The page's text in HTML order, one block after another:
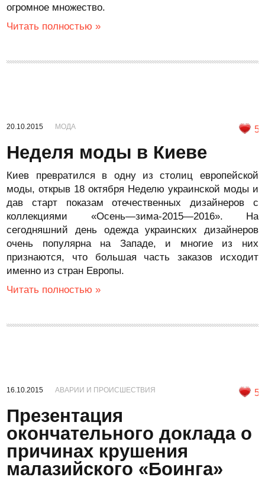
огромное множество.
Читать полностью »
20.10.2015 МОДА 5
Неделя моды в Киеве
Киев превратился в одну из столиц европейской
моды, открыв 18 октября Неделю украинской моды и
дав старт показам отечественных дизайнеров с
коллекциями «Осень—зима-2015—2016». На
сегодняшний день одежда украинских дизайнеров
очень популярна на Западе, и многие из них
признаются, что большая часть заказов исходит
именно из стран Европы.
Читать полностью »
16.10.2015 АВАРИИ И ПРОИСШЕСТВИЯ 5
Презентация
окончательного доклада о
причинах крушения
малазийского «Боинга»